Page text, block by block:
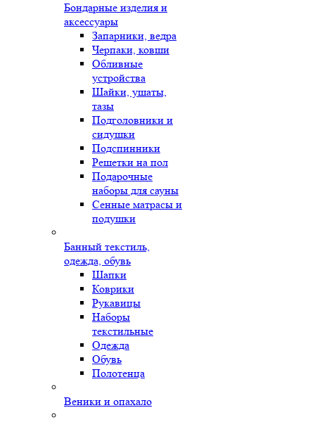
Бондарные изделия и
аксессуары
Запарники, ведра
Черпаки, ковши
Обливные
устройства
Шайки, ушаты,
тазы
Подголовники и
сидушки
Подспинники
Решетки на пол
Подарочные
наборы для сауны
Сенные матрасы и
подушки
Банный текстиль,
одежда, обувь
Шапки
Коврики
Рукавицы
Наборы
текстильные
Одежда
Обувь
Полотенца
Веники и опахало